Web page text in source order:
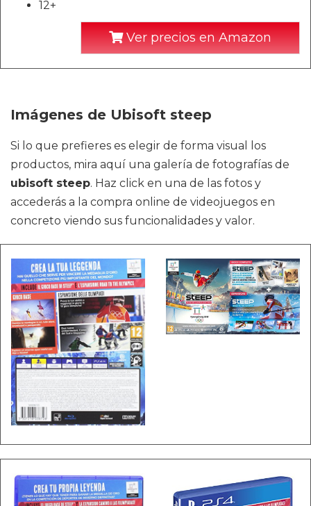
12+
Ver precios en Amazon
Imágenes de Ubisoft steep
Si lo que prefieres es elegir de forma visual los
productos, mira aquí una galería de fotografías de
ubisoft steep. Haz click en una de las fotos y
accederás a la compra online de videojuegos en
concreto viendo sus funcionalidades y valor.